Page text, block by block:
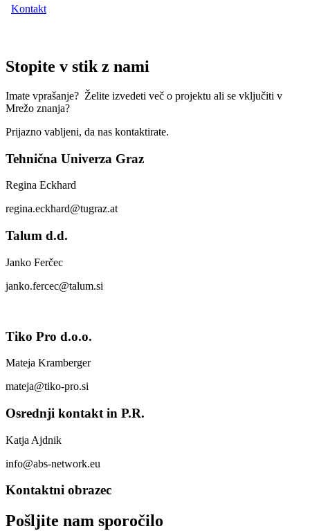
Kontakt
Stopite v stik z nami
Imate vprašanje? Želite izvedeti več o projektu ali se vključiti v
Mrežo znanja?
Prijazno vabljeni, da nas kontaktirate.
Tehnična Univerza Graz
Regina Eckhard
regina.eckhard@tugraz.at
Talum d.d.
Janko Ferčec
janko.fercec@talum.si
Tiko Pro d.o.o.
Mateja Kramberger
mateja@tiko-pro.si
Osrednji kontakt in P.R.
Katja Ajdnik
info@abs-network.eu
Kontaktni obrazec
Pošljite nam sporočilo